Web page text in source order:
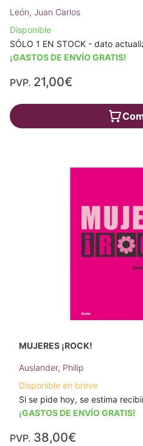
León, Juan Carlos
Disponible
SÓLO 1 EN STOCK - dato
¡GASTOS DE ENVÍO GRATIS!
PVP. 21,00€
MUJERES ¡ROCK!
Auslander, Philip
Disponible en breve
Si se pide hoy, se estima
¡GASTOS DE ENVÍO GRATIS!
PVP. 38,00€